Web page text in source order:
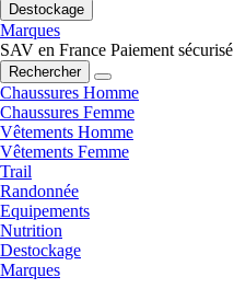
Destockage
Marques
SAV en France Paiement sécurisé
Rechercher
Chaussures Homme
Chaussures Femme
Vêtements Homme
Vêtements Femme
Trail
Randonnée
Equipements
Nutrition
Destockage
Marques